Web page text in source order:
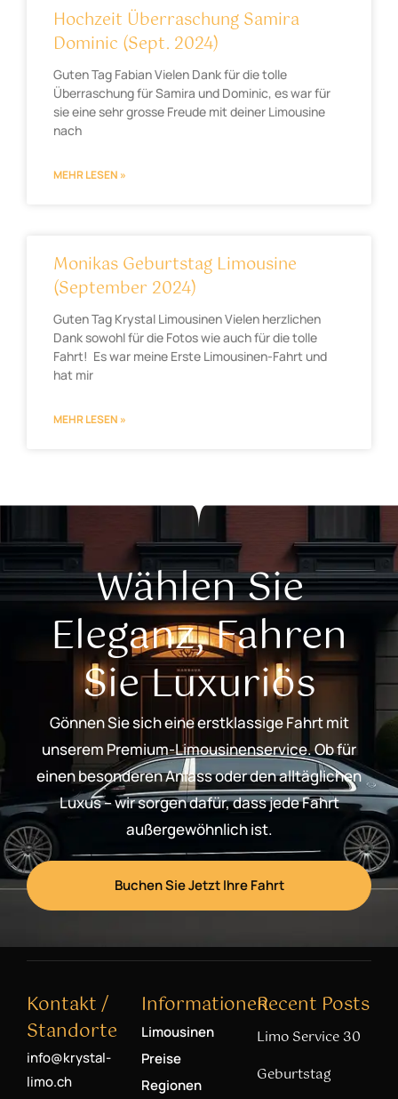
Hochzeit Überraschung Samira
Dominic (Sept. 2024)
Guten Tag Fabian Vielen Dank für die tolle
Überraschung für Samira und Dominic, es war für
sie eine sehr grosse Freude mit deiner Limousine
nach
MEHR LESEN »
Monikas Geburtstag Limousine
(September 2024)
Guten Tag Krystal Limousinen Vielen herzlichen
Dank sowohl für die Fotos wie auch für die tolle
Fahrt! Es war meine Erste Limousinen-Fahrt und
hat mir
MEHR LESEN »
Wählen Sie
Eleganz, Fahren
Sie Luxuriös
Gönnen Sie sich eine erstklassige Fahrt mit
unserem Premium-Limousinenservice. Ob für
einen besonderen Anlass oder den alltäglichen
Luxus – wir sorgen dafür, dass jede Fahrt
außergewöhnlich ist.
Buchen Sie Jetzt Ihre Fahrt
Kontakt /
Standorte
info@krystal-
limo.ch
Informationen
Limousinen
Preise
Regionen
Recent Posts
Limo Service 30
Geburtstag